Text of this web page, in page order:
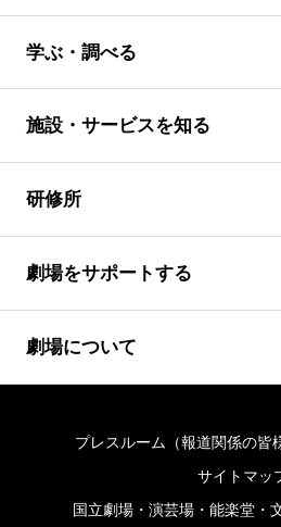
学ぶ・調べる
施設・サービスを知る
研修所
劇場をサポートする
劇場について
プレスルーム（報道関係の皆
サイトマッ
国立劇場・演芸場・能楽堂・